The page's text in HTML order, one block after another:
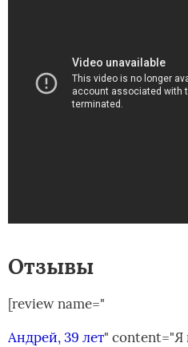
Отзывы
[review name="
Андрей, 39 лет" content="Я